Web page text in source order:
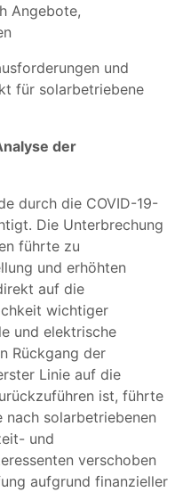
Angebote,
und
für solarbetriebene
der
durch die COVID-19-
Die Unterbrechung
führte zu
und erhöhten
auf die
wichtiger
und elektrische
Rückgang der
Linie auf die
ist, führte
nach solarbetriebenen
und
verschoben
aufgrund finanzieller